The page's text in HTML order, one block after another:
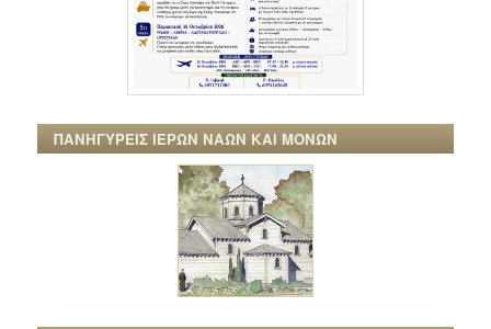
ΠΑΝΗΓΥΡΕΙΣ ΙΕΡΩΝ ΝΑΩΝ ΚΑΙ ΜΟΝΩΝ